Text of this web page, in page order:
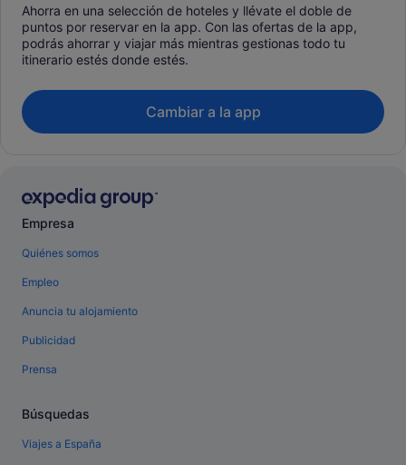
Ahorra en una selección de hoteles y llévate el doble de
puntos por reservar en la app. Con las ofertas de la app,
podrás ahorrar y viajar más mientras gestionas todo tu
itinerario estés donde estés.
Cambiar a la app
Empresa
Quiénes somos
Empleo
Anuncia tu alojamiento
Publicidad
Prensa
Búsquedas
Viajes a España